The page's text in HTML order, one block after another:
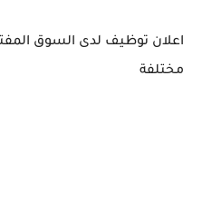
اعلان توظيف لدى السوق
مختلفة